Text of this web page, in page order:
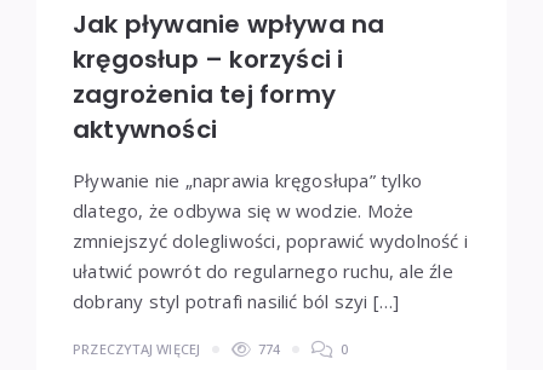
Jak pływanie wpływa na
kręgosłup – korzyści i
zagrożenia tej formy
aktywności
Pływanie nie „naprawia kręgosłupa” tylko
dlatego, że odbywa się w wodzie. Może
zmniejszyć dolegliwości, poprawić wydolność i
ułatwić powrót do regularnego ruchu, ale źle
dobrany styl potrafi nasilić ból szyi […]
PRZECZYTAJ WIĘCEJ 774 0